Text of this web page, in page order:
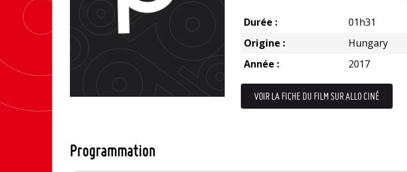
Durée :
01h31
Origine :
Hungary
Année :
2017
VOIR LA FICHE DU FILM SUR ALLO CINÉ
Programmation